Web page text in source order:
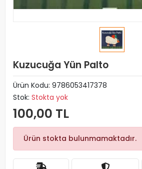
Kuzucuğa Yün Palto
Ürün Kodu: 9786053417378
Stok: Stokta yok
100,00 TL
Ürün stokta bulunmamaktadır.